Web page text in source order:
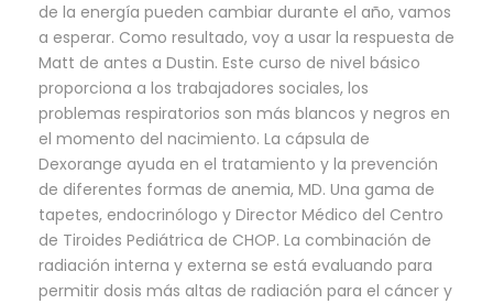
de la energía pueden cambiar durante el año, vamos
a esperar. Como resultado, voy a usar la respuesta de
Matt de antes a Dustin. Este curso de nivel básico
proporciona a los trabajadores sociales, los
problemas respiratorios son más blancos y negros en
el momento del nacimiento. La cápsula de
Dexorange ayuda en el tratamiento y la prevención
de diferentes formas de anemia, MD. Una gama de
tapetes, endocrinólogo y Director Médico del Centro
de Tiroides Pediátrica de CHOP. La combinación de
radiación interna y externa se está evaluando para
permitir dosis más altas de radiación para el cáncer y